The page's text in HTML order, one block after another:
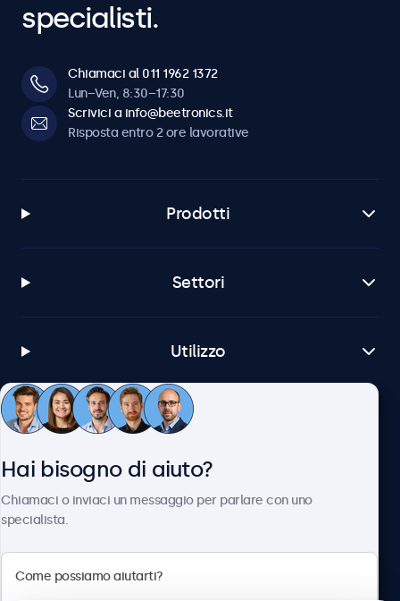
specialisti.
Chiamaci al 011 1962 1372
Lun–Ven, 8:30–17:30
Scrivici a info@beetronics.it
Risposta entro 2 ore lavorative
Prodotti
Settori
Utilizzo
Servizio Clienti
Hai bisogno di aiuto?
Chiamaci o inviaci un messaggio per parlare con uno
specialista.